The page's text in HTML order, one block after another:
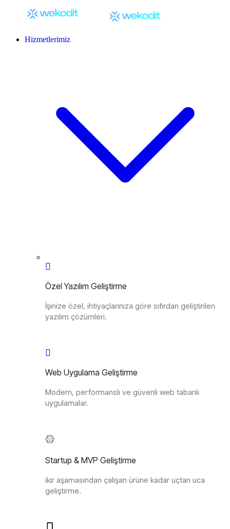
Hizmetlerimiz
Özel Yazılım Geliştirme
İşinize özel, ihtiyaçlarınıza göre sıfırdan geliştirilen
yazılım çözümleri.
Web Uygulama Geliştirme
Modern, performanslı ve güvenli web tabanlı
uygulamalar.
Startup & MVP Geliştirme
ikir aşamasından çalışan ürüne kadar uçtan uca
geliştirme.